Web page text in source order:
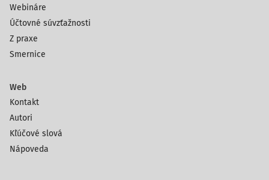
Webináre
Účtovné súvzťažnosti
Z praxe
Smernice
Web
Kontakt
Autori
Kľúčové slová
Nápoveda